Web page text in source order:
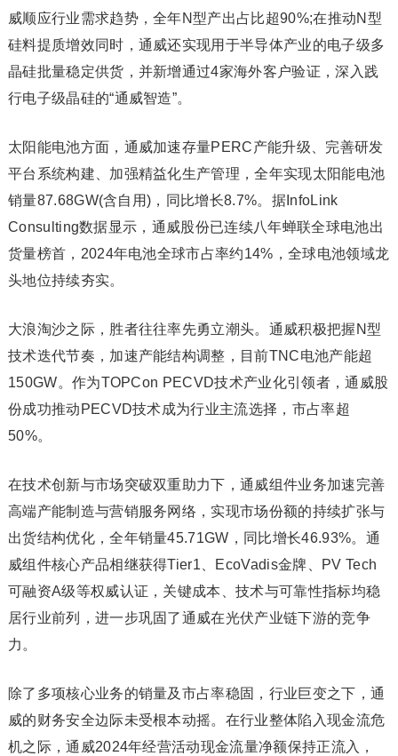
威顺应行业需求趋势，全年N型产出占比超90%;在推动N型
硅料提质增效同时，通威还实现用于半导体产业的电子级多
晶硅批量稳定供货，并新增通过4家海外客户验证，深入践
行电子级晶硅的“通威智造”。
太阳能电池方面，通威加速存量PERC产能升级、完善研发
平台系统构建、加强精益化生产管理，全年实现太阳能电池
销量87.68GW(含自用)，同比增长8.7%。据InfoLink
Consulting数据显示，通威股份已连续八年蝉联全球电池出
货量榜首，2024年电池全球市占率约14%，全球电池领域龙
头地位持续夯实。
大浪淘沙之际，胜者往往率先勇立潮头。通威积极把握N型
技术迭代节奏，加速产能结构调整，目前TNC电池产能超
150GW。作为TOPCon PECVD技术产业化引领者，通威股
份成功推动PECVD技术成为行业主流选择，市占率超
50%。
在技术创新与市场突破双重助力下，通威组件业务加速完善
高端产能制造与营销服务网络，实现市场份额的持续扩张与
出货结构优化，全年销量45.71GW，同比增长46.93%。通
威组件核心产品相继获得Tier1、EcoVadis金牌、PV Tech
可融资A级等权威认证，关键成本、技术与可靠性指标均稳
居行业前列，进一步巩固了通威在光伏产业链下游的竞争
力。
除了多项核心业务的销量及市占率稳固，行业巨变之下，通
威的财务安全边际未受根本动摇。在行业整体陷入现金流危
机之际，通威2024年经营活动现金流量净额保持正流入，